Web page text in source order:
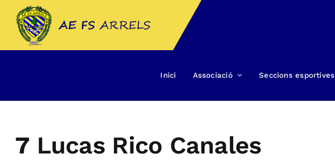
content
Inici Associació Seccions esportives
7 Lucas Rico Canales